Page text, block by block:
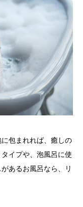
包まれれば、癒しの
イプや、泡風呂に使
あるお風呂なら、リ